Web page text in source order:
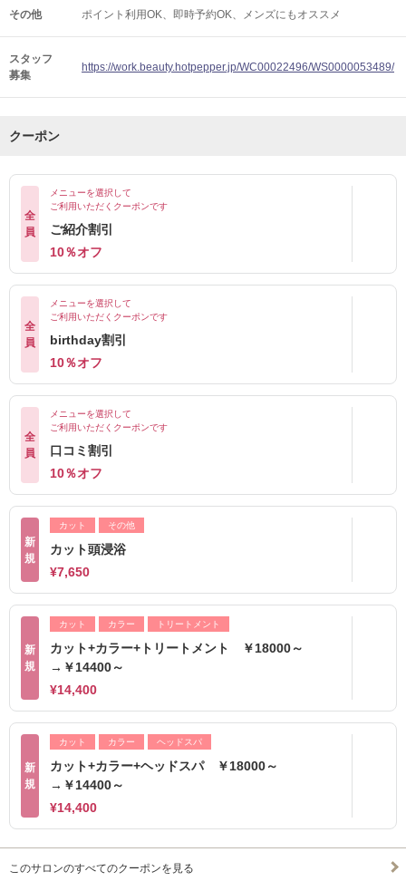
その他 ポイント利用OK 即時予約OK メンズにもオススメ
スタッフ
募集
https://work.beauty.hotpepper.jp/WC00022496/WS0000053489/
クーポン
全
員
メニューを選択して
ご利用いただくクーポンです
ご紹介割引
10％オフ
全
員
メニューを選択して
ご利用いただくクーポンです
birthday割引
10％オフ
全
員
メニューを選択して
ご利用いただくクーポンです
口コミ割引
10％オフ
新
規
カット その他
カット頭浸浴
¥7,650
新
規
カット カラー トリートメント
カット+カラー+トリートメント ￥18000～
→￥14400～
¥14,400
新
規
カット カラー ヘッドスパ
カット+カラー+ヘッドスパ ￥18000～
→￥14400～
¥14,400
このサロンのすべてのクーポンを見る